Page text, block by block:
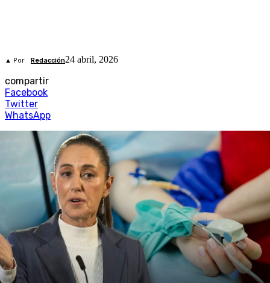
▲ Por Redacción24 abril, 2026
compartir
Facebook
Twitter
WhatsApp